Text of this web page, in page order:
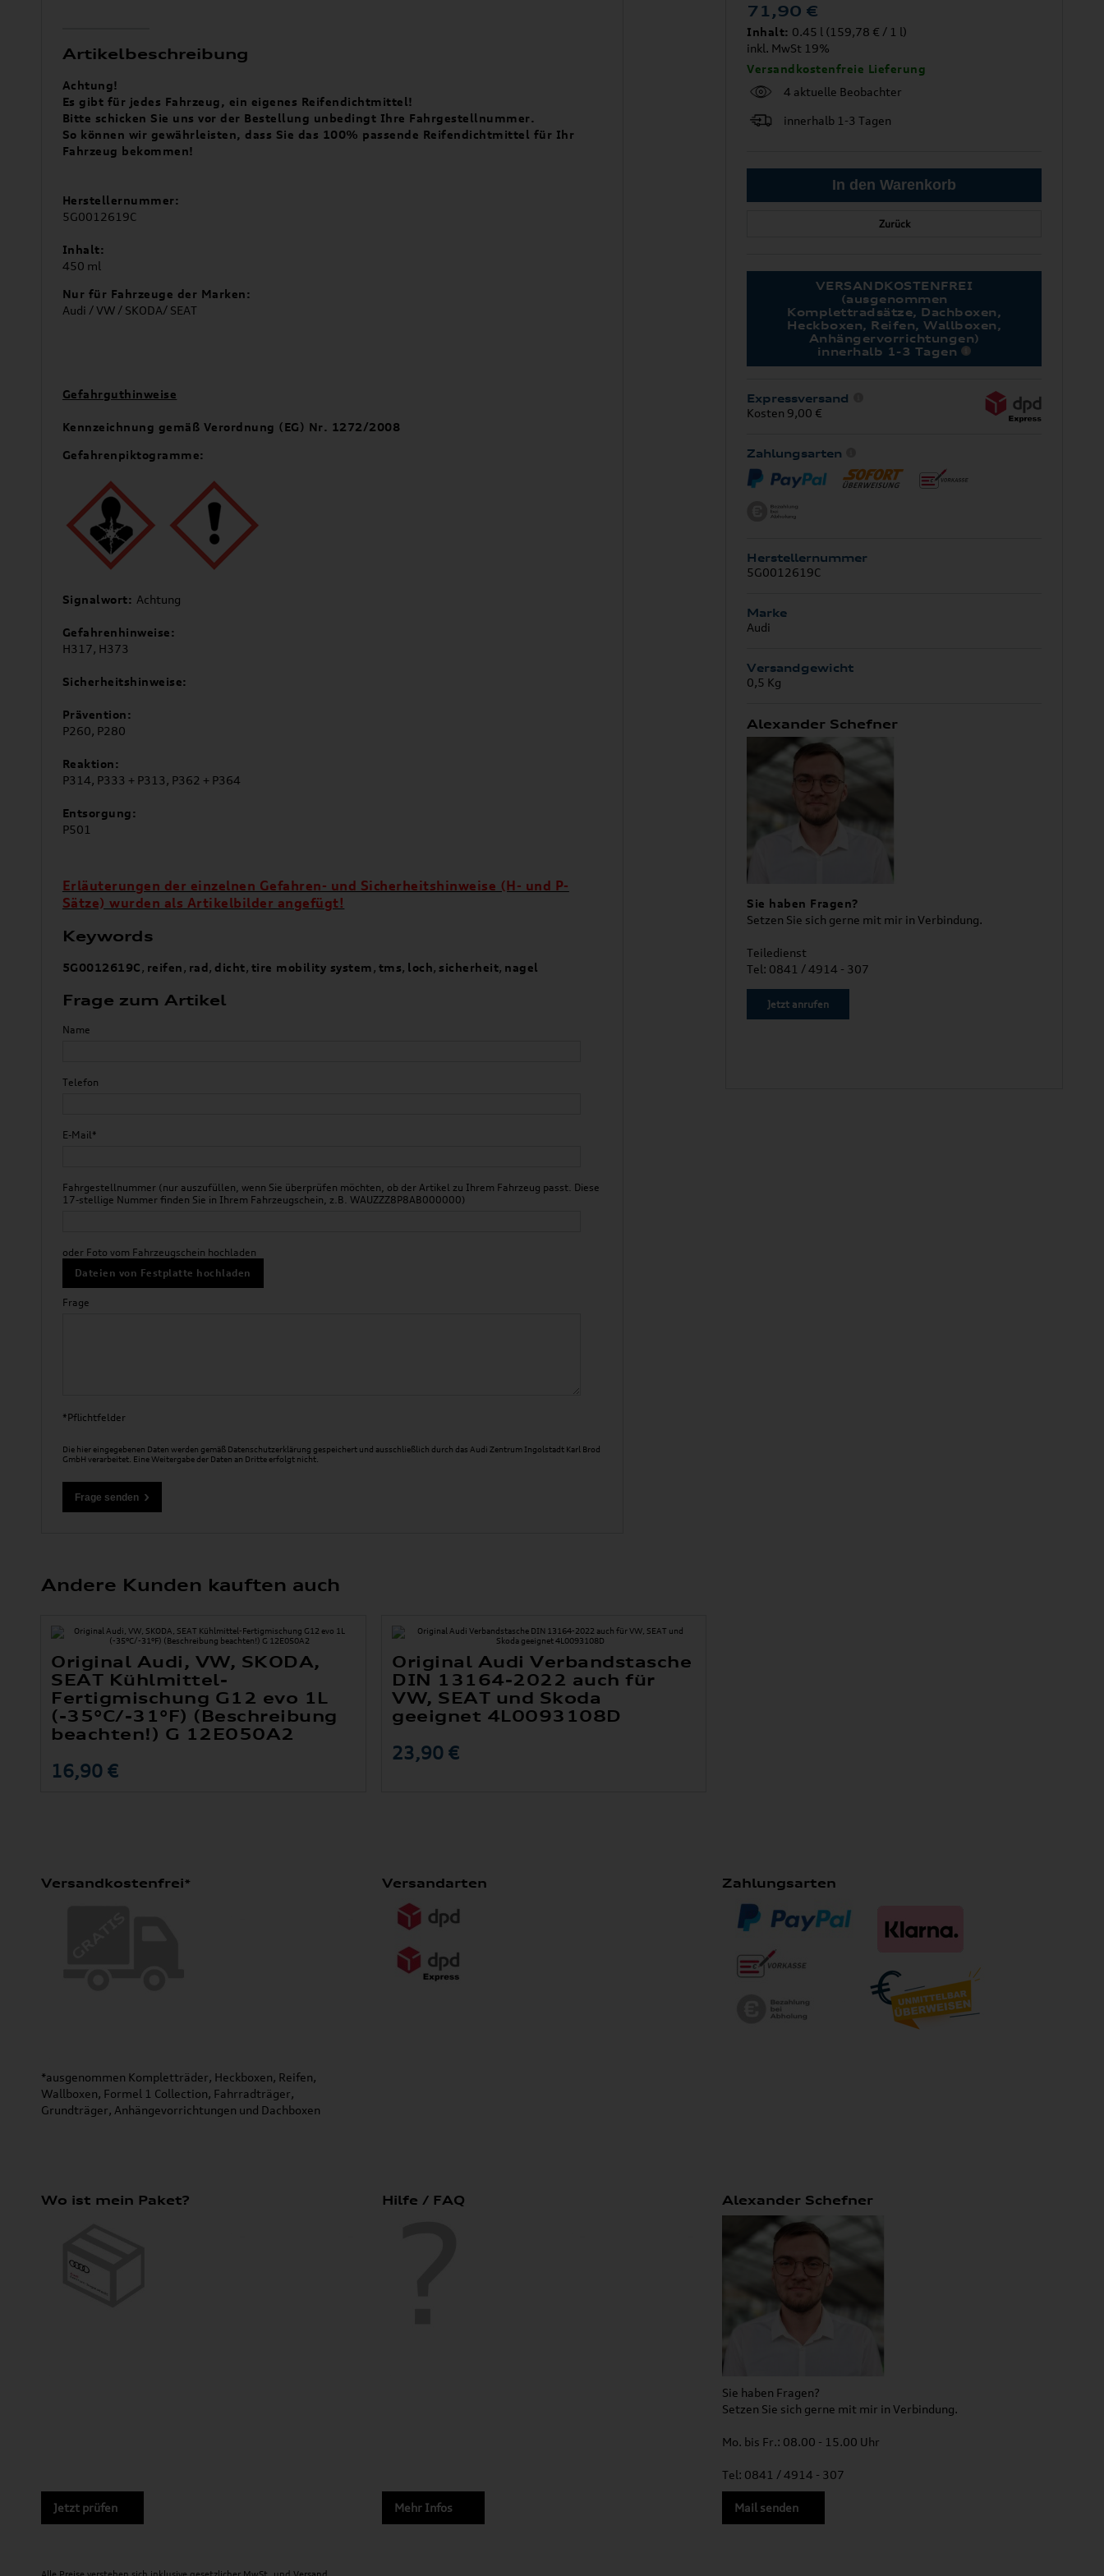
Artikelbeschreibung
Achtung!
Es gibt für jedes Fahrzeug, ein eigenes Reifendichtmittel!
Bitte schicken Sie uns vor der Bestellung unbedingt Ihre Fahrgestellnummer.
So können wir gewährleisten, dass Sie das 100% passende Reifendichtmittel für Ihr
Fahrzeug bekommen!
Herstellernummer:
5G0012619C
Inhalt:
450 ml
Nur für Fahrzeuge der Marken:
Audi / VW / SKODA/ SEAT
Gefahrguthinweise
Kennzeichnung gemäß Verordnung (EG) Nr. 1272/2008
Gefahrenpiktogramme:
Signalwort: Achtung
Gefahrenhinweise:
H317, H373
Sicherheitshinweise:
Prävention:
P260, P280
Reaktion:
P314, P333 + P313, P362 + P364
Entsorgung:
P501
Erläuterungen der einzelnen Gefahren- und Sicherheitshinweise (H- und P-
Sätze) wurden als Artikelbilder angefügt!
Keywords
5G0012619C, reifen, rad, dicht, tire mobility system, tms, loch, sicherheit, nagel
Frage zum Artikel
Name
Telefon
E-Mail*
Fahrgestellnummer (nur auszufüllen, wenn Sie überprüfen möchten, ob der Artikel zu Ihrem Fahrzeug passt. Diese
17-stellige Nummer finden Sie in Ihrem Fahrzeugschein, z.B. WAUZZZ8P8AB000000)
oder Foto vom Fahrzeugschein hochladen
Dateien von Festplatte hochladen
Frage
*Pflichtfelder
Die hier eingegebenen Daten werden gemäß Datenschutzerklärung gespeichert und ausschließlich durch das Audi Zentrum Ingolstadt Karl Brod
GmbH verarbeitet. Eine Weitergabe der Daten an Dritte erfolgt nicht.
71,90 €
Inhalt: 0.45 l (159,78 € / 1 l)
inkl. MwSt 19%
Versandkostenfreie Lieferung
4 aktuelle Beobachter
innerhalb 1-3 Tagen
Zurück
VERSANDKOSTENFREI
(ausgenommen
Komplettradsätze, Dachboxen,
Heckboxen, Reifen, Wallboxen,
Anhängervorrichtungen)
innerhalb 1-3 Tagen
Expressversand
Kosten 9,00 €
Zahlungsarten
Herstellernummer
5G0012619C
Marke
Audi
Versandgewicht
0,5 Kg
Alexander Schefner
Sie haben Fragen?
Setzen Sie sich gerne mit mir in Verbindung.
Teiledienst
Tel: 0841 / 4914 - 307
Jetzt anrufen
Andere Kunden kauften auch
Original Audi, VW, SKODA,
SEAT Kühlmittel-
Fertigmischung G12 evo 1L
(-35°C/-31°F) (Beschreibung
beachten!) G 12E050A2
16,90 €
Original Audi Verbandstasche
DIN 13164-2022 auch für
VW, SEAT und Skoda
geeignet 4L0093108D
23,90 €
Versandkostenfrei*
*ausgenommen Kompletträder, Heckboxen, Reifen,
Wallboxen, Formel 1 Collection, Fahrradträger,
Grundträger, Anhängevorrichtungen und Dachboxen
Versandarten Zahlungsarten
Wo ist mein Paket?
Jetzt prüfen
Hilfe / FAQ
Mehr Infos
Alexander Schefner
Sie haben Fragen?
Setzen Sie sich gerne mit mir in Verbindung.
Mo. bis Fr.: 08.00 - 15.00 Uhr
Tel: 0841 / 4914 - 307
Mail senden